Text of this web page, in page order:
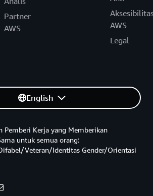
Partner
AWS
AWS
Legal
English
Pemberi Kerja yang Memberikan
untuk semua orang:
Veteran/Identitas Gender/Orientasi